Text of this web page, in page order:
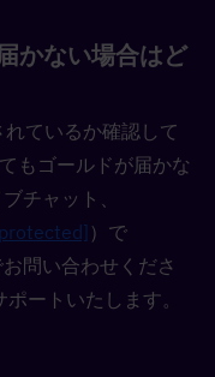
かない場合はど
ているか確認して
もゴールドが届かな
チャット、
）で
問い合わせくださ
ートいたします。